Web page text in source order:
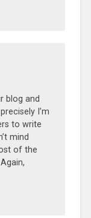
blog and
I’m
to write
mind
of the